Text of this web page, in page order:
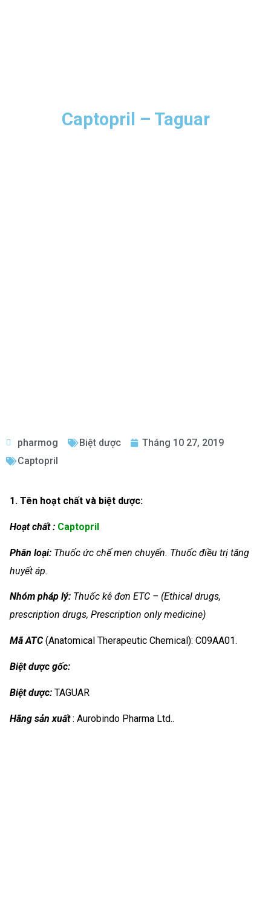
Captopril – Taguar
pharmog Biệt dược
Tháng 10 27, 2019
Captopril
1. Tên hoạt chất và biệt dược:
Hoạt chất : Captopril
Phân loại: Thuốc ức chế men chuyển. Thuốc điều trị tăng
huyết áp.
Nhóm pháp lý: Thuốc kê đơn ETC – (Ethical drugs,
prescription drugs, Prescription only medicine)
Mã ATC(Anatomical Therapeutic Chemical): C09AA01.
Biệt dược gốc:
Biệt dược: TAGUAR
Hãng sản xuất: Aurobindo Pharma Ltd..